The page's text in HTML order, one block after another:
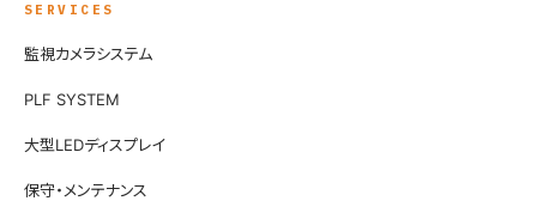
SERVICES
監視カメラシステム
PLF SYSTEM
大型LEDディスプレイ
保守・メンテナンス